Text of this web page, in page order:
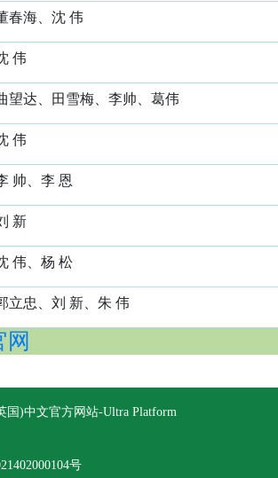
春海、沈 伟
伟
望达、田雪梅、李帅、葛伟
伟
帅、李 恩
新
伟、杨 松
立忠、刘 新、朱 伟
网
国)中文官方网站-Ultra Platform
号